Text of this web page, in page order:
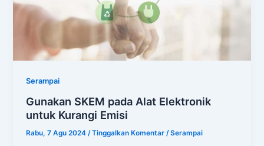
Serampai
Gunakan SKEM pada Alat Elektronik
untuk Kurangi Emisi
Rabu, 7 Agu 2024/Tinggalkan Komentar /Serampai